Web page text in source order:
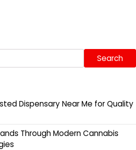
Search
Dispensary Near Me for Quality
Through Modern Cannabis